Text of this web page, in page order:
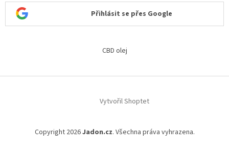
Přihlásit se přes Google
CBD olej
Vytvořil Shoptet
Copyright 2026Jadon.cz. Všechna práva vyhrazena.